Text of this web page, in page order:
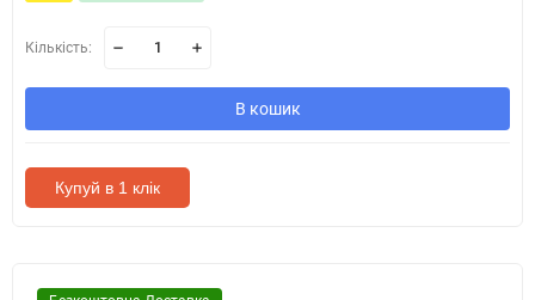
Кількість:
В кошик
Купуй в 1 клік